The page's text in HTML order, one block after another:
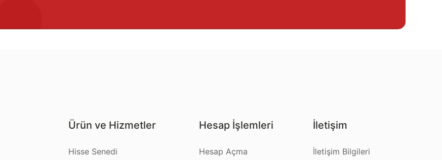
Ürün ve Hizmetler
Hisse Senedi
Hesap İşlemleri
Hesap Açma
İletişim
İletişim Bilgileri